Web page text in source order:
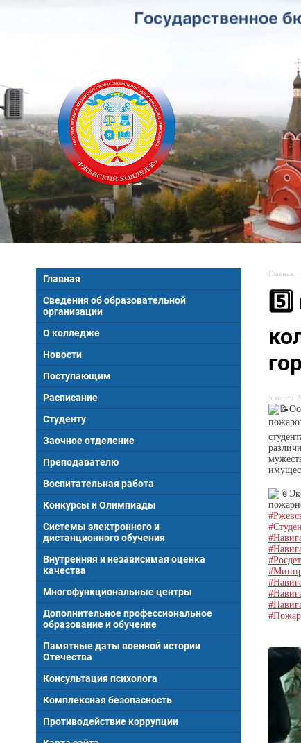
Главная
Сведения об образовательной
организации
О колледже
Новости
Поступающим
Расписание
Студенту
Заочное отделение
Преподавателю
Воспитательная работа
Конкурсы и Олимпиады
Системы электронного и
дистанционного обучения
Внутренняя и независимая оценка
качества
Многофункциональные центры
Дополнительное профессиональное
образование и обучение
Памятные даты военной истории
Отечества
Консультация психолога
Комплексная безопасность
Противодействие коррупции
Главная
5 марта